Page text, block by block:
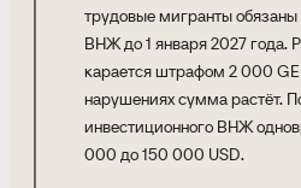
трудовые мигранты
ВНЖ до 1 января 2027 года.
карается штрафом 2 000
нарушениях сумма растёт.
инвестиционного ВНЖ
000 до 150 000 USD.